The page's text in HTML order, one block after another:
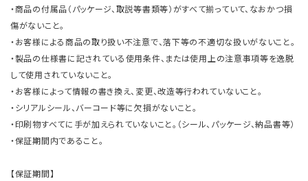
・商品の付属品（パッケージ、取説等書類等）がすべて揃っていて、なおかつ損
傷がないこと。
・お客様による商品の取り扱い不注意で、落下等の不適切な扱いがないこと。
・製品の仕様書に記されている使用条件、または使用上の注意事項等を逸脱
して使用されていないこと。
・お客様によって情報の書き換え、変更、改造等行われていないこと。
・シリアルシール、バーコード等に欠損がないこと。
・印刷物すべてに手が加えられていないこと。（シール、パッケージ、納品書等）
・保証期間内であること。
【保証期間】